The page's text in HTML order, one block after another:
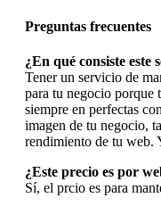
Preguntas frecuentes
¿En qué consiste este
Tener un servicio de
para tu negocio porque
siempre en perfectas
imagen de tu negocio,
rendimiento de tu web.
¿Este precio es por
Sí, el prcio es para